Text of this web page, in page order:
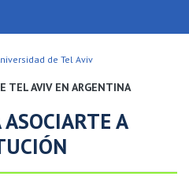
de Tel Aviv
TEL AVIV EN ARGENTINA
A